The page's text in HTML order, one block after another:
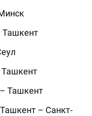
Ташкент
Ташкент
– Санкт-